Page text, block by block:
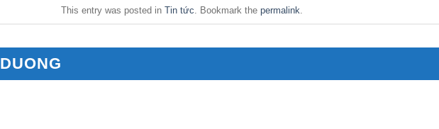
This entry was posted in Tin tức . Bookmark the permalink
DUONG